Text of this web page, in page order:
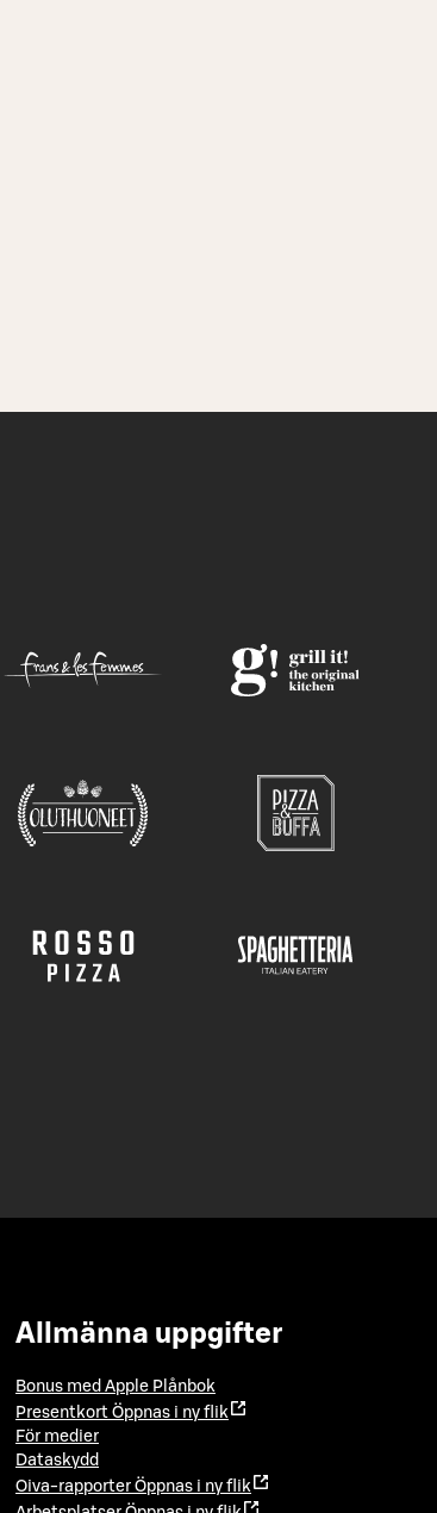
Allmänna uppgifter
Bonus med Apple Plånbok
Presentkort Öppnas i ny flik
För medier
Dataskydd
Oiva-rapporter Öppnas i ny flik